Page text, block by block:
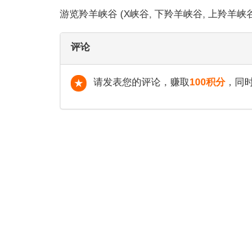
游览羚羊峡谷 (X峡谷, 下羚羊峡谷, 上羚羊峡
评论
★ 请发表您的评论，赚取100积分 ，同